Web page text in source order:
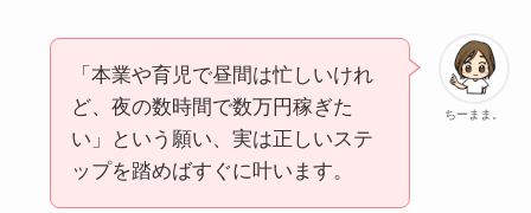
ちーまま。
「本業や育児で昼間は忙しいけれ
ど、夜の数時間で数万円稼ぎた
い」という願い、実は正しいステ
ップを踏めばすぐに叶います。